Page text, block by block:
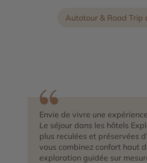
Autotour & Road Trip
Envie de vivre une
Le séjour dans les hôtels
plus reculées et préservées
vous combinez confort haut
exploration guidée sur